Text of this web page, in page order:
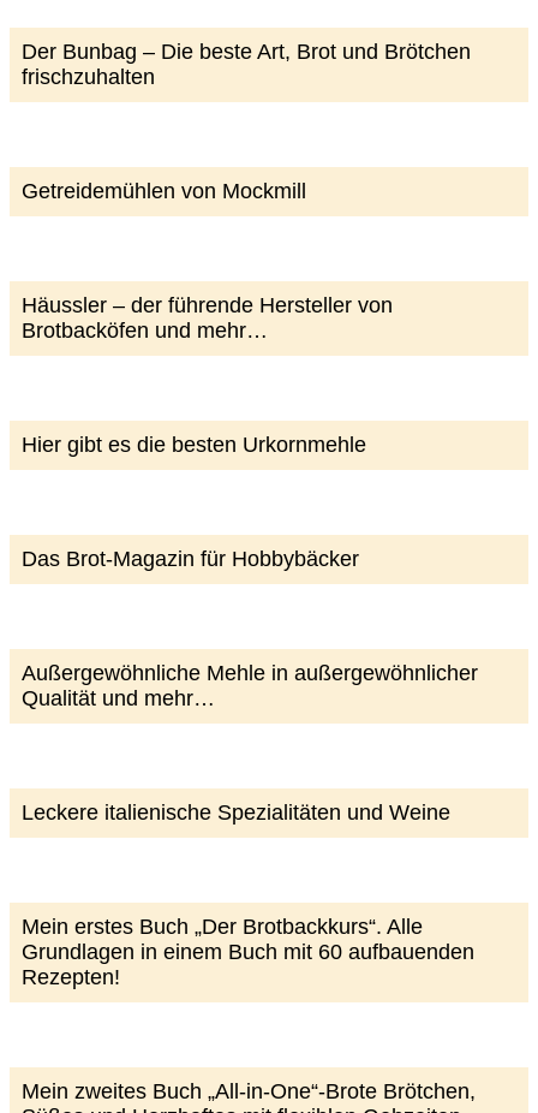
Der Bunbag – Die beste Art, Brot und Brötchen
frischzuhalten
Getreidemühlen von Mockmill
Häussler – der führende Hersteller von
Brotbacköfen und mehr…
Hier gibt es die besten Urkornmehle
Das Brot-Magazin für Hobbybäcker
Außergewöhnliche Mehle in außergewöhnlicher
Qualität und mehr…
Leckere italienische Spezialitäten und Weine
Mein erstes Buch „Der Brotbackkurs“. Alle
Grundlagen in einem Buch mit 60 aufbauenden
Rezepten!
Mein zweites Buch „All-in-One“-Brote Brötchen,